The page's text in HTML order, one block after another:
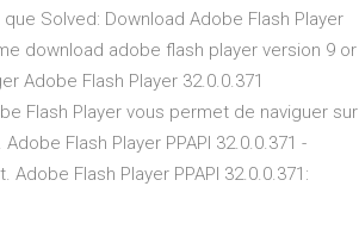
Solved: Download Adobe Flash Player
download adobe flash player version 9 or
Adobe Flash Player 32.0.0.371
Flash Player vous permet de naviguer sur
Flash Player PPAPI 32.0.0.371 -
Flash Player PPAPI 32.0.0.371: